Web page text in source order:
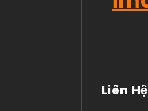
Liên Hệ